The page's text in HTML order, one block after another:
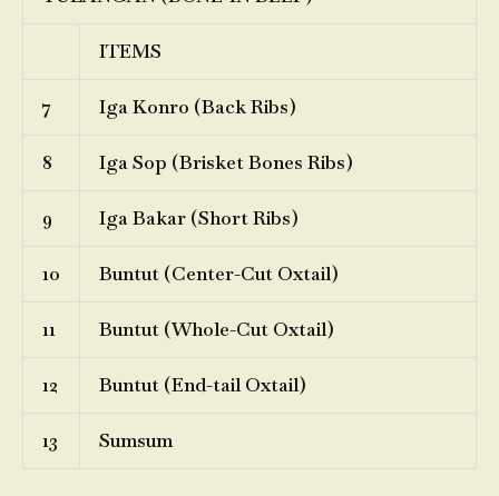
ITEMS
7 Iga Konro (Back Ribs)
8 Iga Sop (Brisket Bones Ribs)
9 Iga Bakar (Short Ribs)
10 Buntut (Center-Cut Oxtail)
11 Buntut (Whole-Cut Oxtail)
12 Buntut (End-tail Oxtail)
13 Sumsum